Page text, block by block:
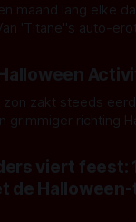
maand lang elke
'Titane''s auto-
voor het
extra leuk om deze
zakt steeds
grimmiger richting
Wij hebben er 12
viert feest:
de Halloween-